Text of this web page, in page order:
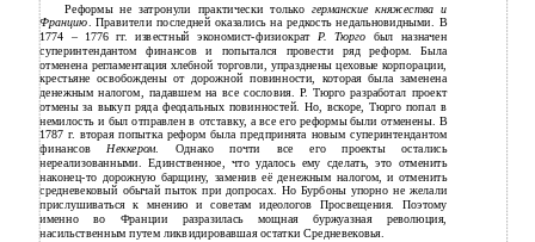
Реформы не затронули практически только германские княжества и
Францию. Правители последней оказались на редкость недальновидными. В
1774 – 1776 гг. известный экономист-физиократ Р. Тюрго был назначен
суперинтендантом финансов и попытался провести ряд реформ. Была
отменена регламентация хлебной торговли, упразднены цеховые корпорации,
крестьяне освобождены от дорожной повинности, которая была заменена
денежным налогом, падавшем на все сословия. Р. Тюрго разработал проект
отмены за выкуп ряда феодальных повинностей. Но, вскоре, Тюрго попал в
немилость и был отправлен в отставку, а все его реформы были отменены. В
1787 г. вторая попытка реформ была предпринята новым суперинтендантом
финансовНеккером. Однако почти все его проекты остались
нереализованными. Единственное, что удалось ему сделать, это отменить
наконец-то дорожную барщину, заменив её денежным налогом, и отменить
средневековый обычай пыток при допросах. Но Бурбоны упорно не желали
прислушиваться к мнению и советам идеологов Просвещения. Поэтому
именно во Франции разразилась мощная буржуазная революция,
насильственным путем ликвидировавшая остатки Средневековья.